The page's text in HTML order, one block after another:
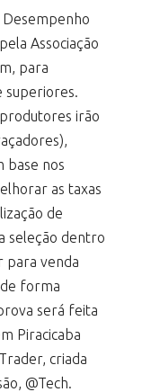
Desempenho
Associação
para
superiores.
irão
base nos
as taxas
de
seleção dentro
para venda
forma
será feita
Piracicaba
criada
@Tech.